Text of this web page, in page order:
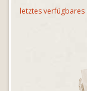
letztes